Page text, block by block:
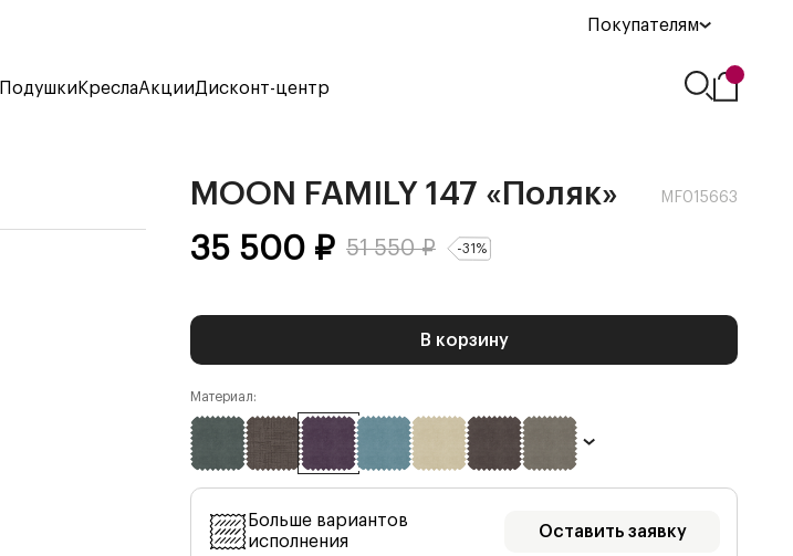
Покупателям
ПодушкиКреслаАкцииДисконт-центр
MOON FAMILY 147 «Поляк» MF015663
35 500 ₽ 51 550₽ -31 %
В корзину
Материал:
Больше вариантов
исполнения
Оставить заявку